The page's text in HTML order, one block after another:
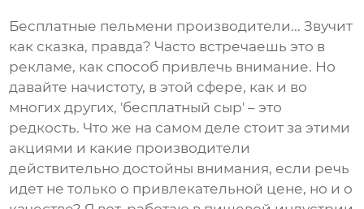
Бесплатные пельмени производители... Звучит
как сказка, правда? Часто встречаешь это в
рекламе, как способ привлечь внимание. Но
давайте начистоту, в этой сфере, как и во
многих других, 'бесплатный сыр' – это
редкость. Что же на самом деле стоит за этими
акциями и какие производители
действительно достойны внимания, если речь
идет не только о привлекательной цене, но и о